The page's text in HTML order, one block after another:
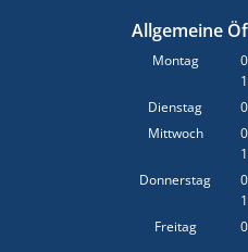
Allgemeine
Montag
Dienstag
Mittwoch
Donnerstag
Freitag